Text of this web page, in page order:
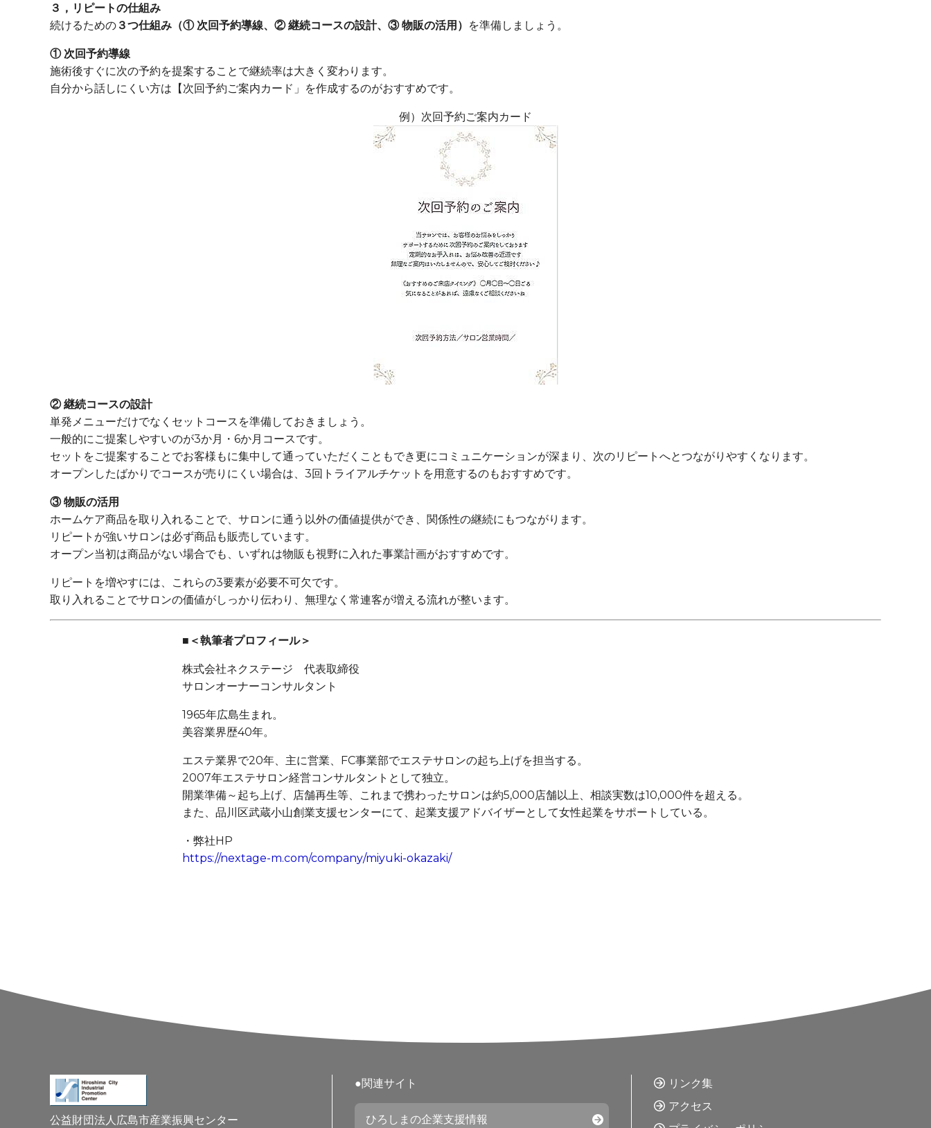
３，リピートの仕組み
続けるための ３つ仕組み（① 次回予約導線、② 継続コースの設計、③ 物販の活用） を準備しましょう。
① 次回予約導線
施術後すぐに次の予約を提案することで継続率は大きく変わります。
自分から話しにくい方は【次回予約ご案内カード」を作成するのがおすすめです。
例）次回予約ご案内カード
② 継続コースの設計
単発メニューだけでなくセットコースを準備しておきましょう。
一般的にご提案しやすいのが3か月・6か月コースです。
セットをご提案することでお客様もに集中して通っていただくこともでき更にコミュニケーションが深まり、次のリピートへとつながりやすくなります。
オープンしたばかりでコースが売りにくい場合は、3回トライアルチケットを用意するのもおすすめです。
③ 物販の活用
ホームケア商品を取り入れることで、サロンに通う以外の価値提供ができ、関係性の継続にもつながります。
リピートが強いサロンは必ず商品も販売しています。
オープン当初は商品がない場合でも、いずれは物販も視野に入れた事業計画がおすすめです。
リピートを増やすには、これらの3要素が必要不可欠です。
取り入れることでサロンの価値がしっかり伝わり、無理なく常連客が増える流れが整います。
■＜執筆者プロフィール＞
株式会社ネクステージ 代表取締役
サロンオーナーコンサルタント
1965年広島生まれ。
美容業界歴40年。
エステ業界で20年、主に営業、FC事業部でエステサロンの起ち上げを担当する。
2007年エステサロン経営コンサルタントとして独立。
開業準備～起ち上げ、店舗再生等、これまで携わったサロンは約5,000店舗以上、相談実数は10,000件を超える。
また、品川区武蔵小山創業支援センターにて、起業支援アドバイザーとして女性起業をサポートしている。
・弊社HP
https://nextage-m.com/company/miyuki-okazaki/
公益財団法人広島市産業振興センター
●関連サイト
ひろしまの企業支援情報
リンク集
アクセス